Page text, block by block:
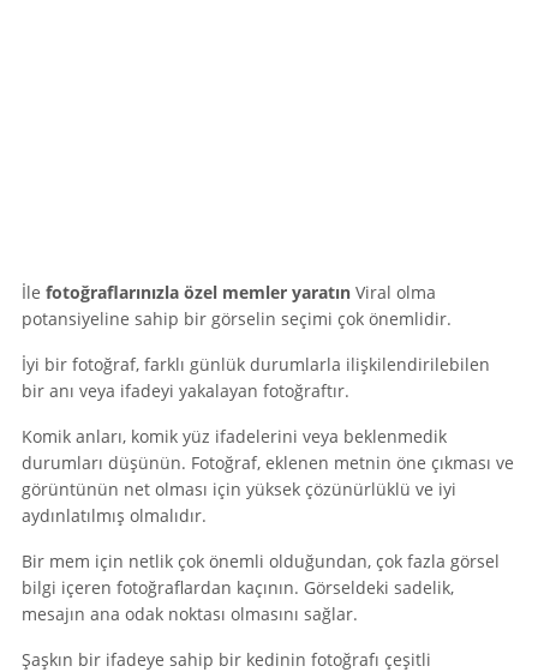
İle fotoğraflarınızla özel memler yaratın Viral olma
potansiyeline sahip bir görselin seçimi çok önemlidir.
İyi bir fotoğraf, farklı günlük durumlarla ilişkilendirilebilen
bir anı veya ifadeyi yakalayan fotoğraftır.
Komik anları, komik yüz ifadelerini veya beklenmedik
durumları düşünün. Fotoğraf, eklenen metnin öne çıkması ve
görüntünün net olması için yüksek çözünürlüklü ve iyi
aydınlatılmış olmalıdır.
Bir mem için netlik çok önemli olduğundan, çok fazla görsel
bilgi içeren fotoğraflardan kaçının. Görseldeki sadelik,
mesajın ana odak noktası olmasını sağlar.
Şaşkın bir ifadeye sahip bir kedinin fotoğrafı çeşitli